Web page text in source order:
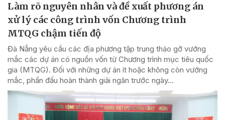
Làm rõ nguyên nhân và đề xuất phương án
xử lý các công trình vốn Chương trình
MTQG chậm tiến độ
Đà Nẵng yêu cầu các địa phương tập trung tháo gỡ vướng
mắc các dự án có nguồn vốn từ Chương trình mục tiêu quốc
gia (MTQG). Đối với những dự án ít hoặc không còn vướng
mắc, phấn đấu hoàn thành giải ngân trước ngày...